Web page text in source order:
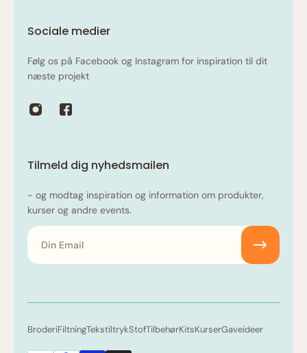
Sociale medier
Følg os på Facebook og Instagram for inspiration til dit
næste projekt
Tilmeld dig nyhedsmailen
- og modtag inspiration og information om produkter,
kurser og andre events.
Email
BroderiFiltningTekstiltrykStofTilbehørKitsKurserGaveideer